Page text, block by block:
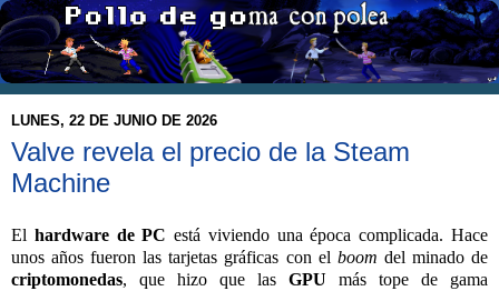
LUNES, 22 DE JUNIO DE 2026
Valve revela el precio de la Steam
Machine
El hardware de PC está viviendo una época complicada. Hace
unos años fueron las tarjetas gráficas con el boom del minado de
criptomonedas, que hizo que las GPU más tope de gama